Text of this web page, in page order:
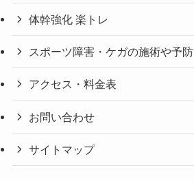
体幹強化 楽トレ
スポーツ障害・ケガの施術や予防
アクセス・料金表
お問い合わせ
サイトマップ